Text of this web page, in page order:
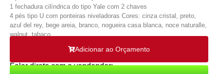
1 fechadura cilíndrica do tipo Yale com 2 chaves
4 pés tipo U com ponteiras niveladoras Cores: cinza cristal, preto,
azul del rey, bege areia, branco, nogueira casa blanca, noce naturalle,
walnut, tabaco.
Adicionar ao Orçamento
Falar direto com o vendendor: